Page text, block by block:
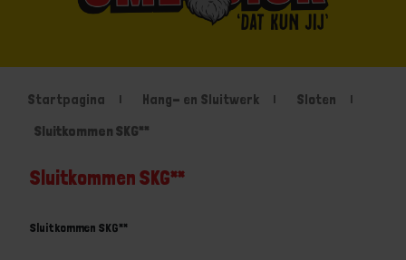
Startpagina Hang- en Sluitwerk
Sloten
Sluitkommen SKG**
Sluitkommen SKG**
Sluitkommen SKG**